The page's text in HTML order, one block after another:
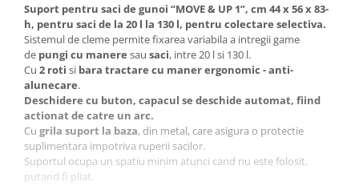
Suport pentru saci de gunoi “MOVE & UP 1”, cm 44 x 56 x 83-
h, pentru saci de la 20 l la 130 l, pentru colectare selectiva.
Sistemul de cleme permite fixarea variabila a intregii game
de pungi cu manere sau saci, intre 20 l si 130 l.
Cu 2 roti si bara tractare cu maner ergonomic - anti-
alunecare.
Deschidere cu buton, capacul se deschide automat, fiind
actionat de catre un arc.
Cu grila suport la baza, din metal, care asigura o protectie
suplimentara impotriva ruperii sacilor.
Suportul ocupa un spatiu minim atunci cand nu este folosit,
putand fi pliat.